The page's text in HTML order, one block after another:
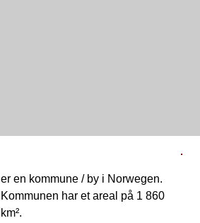
er en kommune / by i Norwegen.
Kommunen har et areal på 1 860
km².